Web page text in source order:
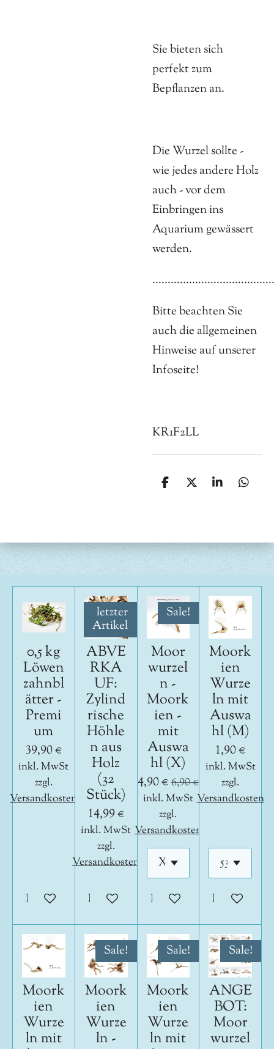
Sie bieten sich
perfekt zum
Bepflanzen an.
Die Wurzel sollte -
wie jedes andere Holz
auch - vor dem
Einbringen ins
Aquarium gewässert
werden.
Bitte beachten Sie
auch die allgemeinen
Hinweise auf unserer
Infoseite!
KR1F2LL
T
n
T
n
T
n
T
n
0,5 kg
Löwen
zahnbl
ätter -
Premi
um
39,90 €
inkl. MwSt
zzgl.
Versandkosten
In den Warenkorb
letzter
Artikel
ABVE
RKA
UF:
Zylind
rische
Höhle
n aus
Holz
(32
Stück)
14,99 €
inkl. MwSt
zzgl.
Versandkosten
In den Warenkorb
Sale!
Moor
wurzel
n -
Moork
ien -
mit
Auswa
hl (X)
4,90 € 6,90 €
inkl. MwSt
zzgl.
Versandkosten
In den Warenkorb
Moork
ien
Wurze
ln mit
Auswa
hl (M)
1,90 €
inkl. MwSt
zzgl.
Versandkosten
In den
Moork
ien
Wurze
ln mit
Sale!
Moork
ien
Wurze
ln -
Sale!
Moork
ien
Wurze
ln mit
Sale!
ANGE
BOT:
Moor
wurzel